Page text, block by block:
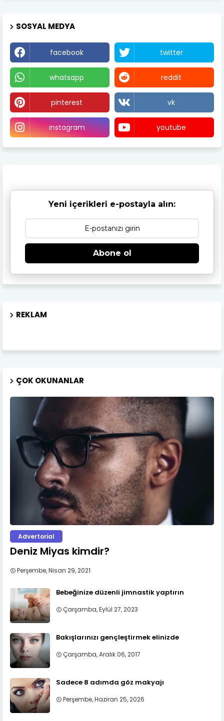
SOSYAL MEDYA
facebook twitter
whatsapp reddit
pinterest vk
instagram youtube
Yeni içerikleri e-postayla alın:
Abone ol
REKLAM
ÇOK OKUNANLAR
Advertorial
Deniz Miyas kimdir?
Perşembe, Nisan 29, 2021
Bebeğinize düzenli jimnastik yaptırın
Çarşamba, Eylül 27, 2023
Bakışlarınızı gençleştirmek elinizde
Çarşamba, Aralık 06, 2017
Sadece 8 adımda göz makyajı
Perşembe, Haziran 25, 2026